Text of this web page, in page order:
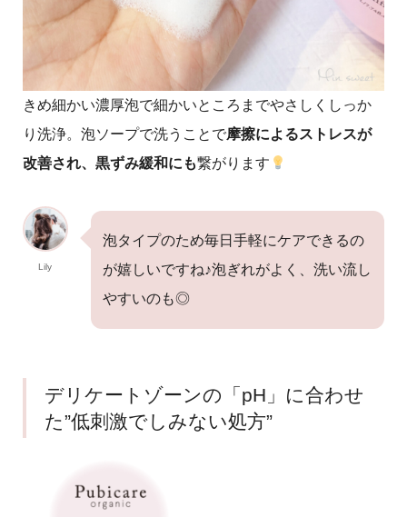
きめ細かい濃厚泡で細かいところまでやさしくしっか
り洗浄。泡ソープで洗うことで摩擦によるストレスが
改善され、黒ずみ緩和にも繋がります
Lily
泡タイプのため毎日手軽にケアできるの
が嬉しいですね♪泡ぎれがよく、洗い流し
やすいのも◎
デリケートゾーンの「pH」に合わせ
た”低刺激でしみない処方”